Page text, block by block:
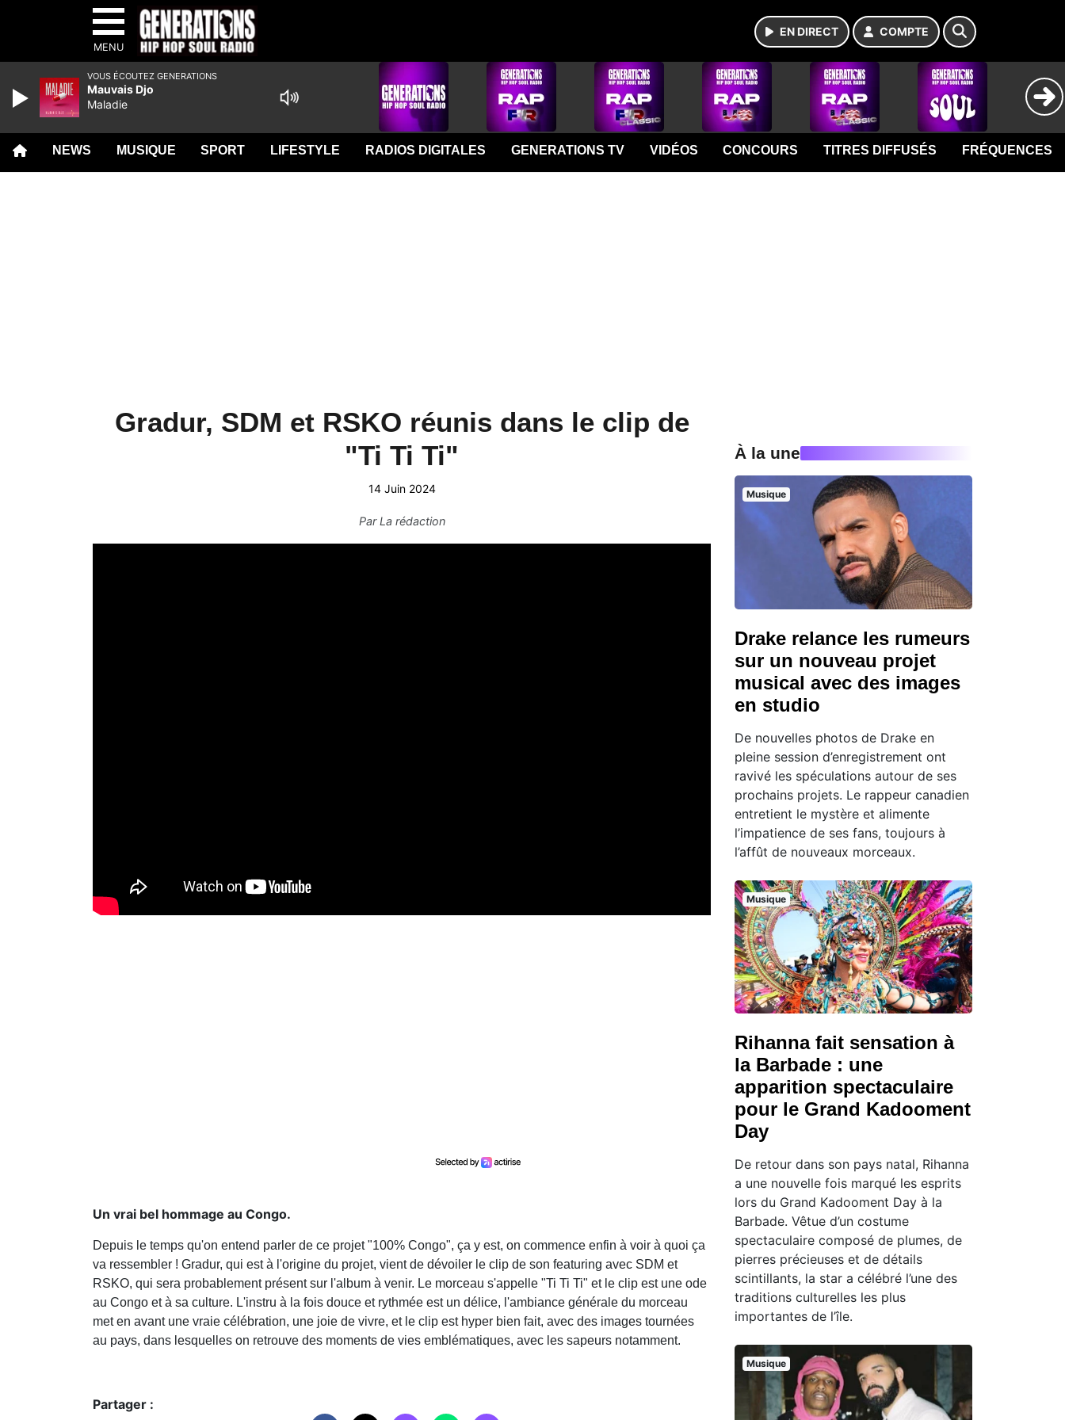
MENU
EN DIRECT COMPTE
NEWS MUSIQUE SPORT LIFESTYLE RADIOS DIGITALES GENERATIONS TV VIDÉOS CONCOURS TITRES DIFFUSÉS FRÉQUENCES
Gradur, SDM et RSKO réunis dans le clip de
"Ti Ti Ti"
14 Juin 2024
ParLa rédaction
Un vrai bel hommage au Congo.
Depuis le temps qu'on entend parler de ce projet "100% Congo", ça y est, on commence enfin à voir à quoi ça
va ressembler ! Gradur, qui est à l'origine du projet, vient de dévoiler le clip de son featuring avec SDM et
RSKO, qui sera probablement présent sur l'album à venir. Le morceau s'appelle "Ti Ti Ti" et le clip est une ode
au Congo et à sa culture. L'instru à la fois douce et rythmée est un délice, l'ambiance générale du morceau
met en avant une vraie célébration, une joie de vivre, et le clip est hyper bien fait, avec des images tournées
au pays, dans lesquelles on retrouve des moments de vies emblématiques, avec les sapeurs notamment.
Partager :
À la une
Musique
Drake relance les rumeurs
sur un nouveau projet
musical avec des images
en studio
De nouvelles photos de Drake en
pleine session d’enregistrement ont
ravivé les spéculations autour de ses
prochains projets. Le rappeur canadien
entretient le mystère et alimente
l’impatience de ses fans, toujours à
l’affût de nouveaux morceaux.
Musique
Rihanna fait sensation à
la Barbade : une
apparition spectaculaire
pour le Grand Kadooment
Day
De retour dans son pays natal, Rihanna
a une nouvelle fois marqué les esprits
lors du Grand Kadooment Day à la
Barbade. Vêtue d’un costume
spectaculaire composé de plumes, de
pierres précieuses et de détails
scintillants, la star a célébré l’une des
traditions culturelles les plus
importantes de l’île.
Musique
VOUS ÉCOUTEZ GENERATIONS
Mauvais Djo
Maladie